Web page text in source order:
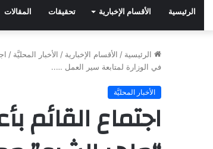
الرئيسية الأقسام الإخبارية تحقيقات المقالات
الرئيسية / الأقسام الإخبارية / الأخبار المحليَّة /
في الوزارة لمتابعة سير العمل …..
الأخبار المحليَّة
اجتماع القائم